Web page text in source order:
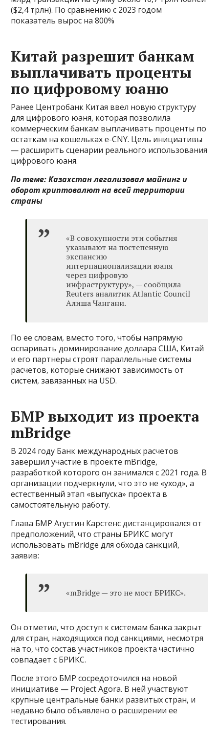
($2,4 трлн). По сравнению с 2023 годом
показатель вырос на 800%
Китай разрешит банкам
выплачивать проценты
по цифровому юаню
Ранее Центробанк Китая ввел новую структуру
для цифрового юаня, которая позволила
коммерческим банкам выплачивать проценты по
остаткам на кошельках e-CNY. Цель инициативы
— расширить сценарии реального использования
цифрового юаня.
По теме:Казахстан легализовал майнинг и
оборот криптовалют на всей территории
страны
«В совокупности эти события
указывают на постепенную
экспансию
интернационализации юаня
через цифровую
инфраструктуру», — сообщила
Reuters аналитик Atlantic Council
Алиша Чангани.
По ее словам, вместо того, чтобы напрямую
оспаривать доминирование доллара США, Китай
и его партнеры строят параллельные системы
расчетов, которые снижают зависимость от
систем, завязанных на USD.
БМР выходит из проекта
mBridge
В 2024 году Банк международных расчетов
завершил участие в проекте mBridge,
разработкой которого он занимался с 2021 года. В
организации подчеркнули, что это не «уход», а
естественный этап «выпуска» проекта в
самостоятельную работу.
Глава БМР Агустин Карстенс дистанцировался от
предположений, что страны БРИКС могут
использовать mBridge для обхода санкций,
заявив:
«mBridge — это не мост БРИКС».
Он отметил, что доступ к системам банка закрыт
для стран, находящихся под санкциями, несмотря
на то, что состав участников проекта частично
совпадает с БРИКС.
После этого БМР сосредоточился на новой
инициативе — Project Agora. В ней участвуют
крупные центральные банки развитых стран, и
недавно было объявлено о расширении ее
тестирования.